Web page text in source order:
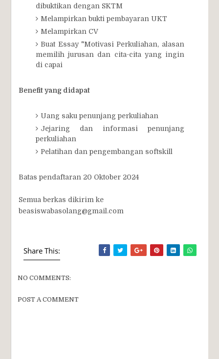
dibuktikan dengan SKTM
Melampirkan bukti pembayaran UKT
Melampirkan CV
Buat Essay "Motivasi Perkuliahan, alasan
memilih jurusan dan cita-cita yang ingin
di capai
Benefit yang didapat
Uang saku penunjang perkuliahan
Jejaring dan informasi penunjang
perkuliahan
Pelatihan dan pengembangan softskill
Batas pendaftaran 20 Oktober 2024
Semua berkas dikirim ke
beasiswabasolang@gmail.com
Share This:
NO COMMENTS:
POST A COMMENT